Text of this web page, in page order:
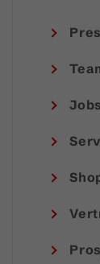
Jobs